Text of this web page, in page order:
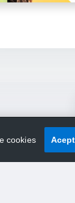
cookies